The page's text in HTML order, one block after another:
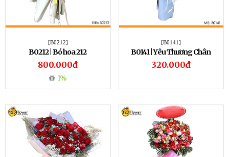
[B0212]
B0212 | Bó hoa 212
800.000đ
1%
[B0141]
B0141 | Yêu Thương Chân
Thành
320.000đ